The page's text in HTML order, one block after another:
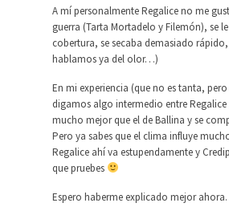
A mí personalmente Regalice no me
guerra (Tarta Mortadelo y Filemón), se
cobertura, se secaba demasiado
hablamos ya del olor…)
En mi experiencia (que no es tanta,
digamos algo intermedio entre
mucho mejor que el de Ballina y se
Pero ya sabes que el clima influye
Regalice ahí va estupendamente y
que pruebes
Espero haberme explicado mejor ahora.